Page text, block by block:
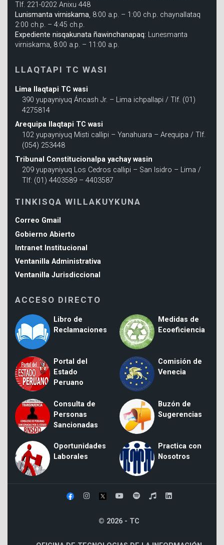
Tlf. 221-0202 Anixu 448
Lunismanta virniskama, 8:00 a.p. – 1:00 ch.p. chaynallataq
2:00 ch.p. – 4:45 ch.p.
Expediente nisqakunata ñawinchanapaq: Lunesmanta
virniskama, 8:00 a.p. – 11:00 a.p.
LLAQTAPI TC WASI
Lima llaqtapi TC wasi
390 yupayniyuq Áncash Jr. – Lima ichpallapi / Tlf. (01)
4275814
Arequipa llaqtapi TC wasi
102 yupayniyuq Misti callipi – Yanahuara – Arequipa / Tlf.
(054) 253448
Tribunal Constitucionalpa yachay wasin
209 yupayniyuq Los Cedros callipi – San Isidro – Lima /
Tlf: (01) 4403589 – 4403587
TINKISQA WILLAKUYKUNA
Correo Gmail
Gobierno Abierto
Intranet Institucional
Ventanilla Administrativa
Ventanilla Jurisdiccional
ACCESO DIRECTO
Libro de
Reclamaciones
Medidas de
Ecoeficiencia
Portal del
Estado
Peruano
Comisión de
Venecia
Consulta de
Personas
Sancionadas
Buzón de
Sugerencias
Oportunidades
Laborales
Practica con
Nosotros
© 2026 - TC